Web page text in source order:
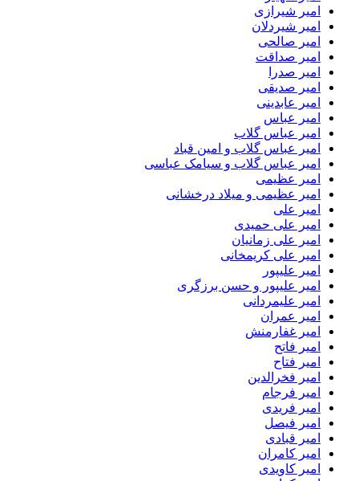
امیر شیرازی
امیر شیردلان
امیر صالحی
امیر صداقت
امیر صدرا
امیر صدیقی
امیر عابدینی
امیر عباس
امیر عباس گلاب
امیر عباس گلاب و امین قباد
امیر عباس گلاب و سیامک عباسی
امیر عظیمی
امیر عظیمی و میلاد درخشانی
امیر علی
امیر علی حمیدی
امیر علی زمانیان
امیر علی کریمخانی
امیر علیپور
امیر علیپور و حسن برزگری
امیر علیمردانی
امیر عمران
امیر غفارمنش
امیر فاتح
امیر فتاح
امیر فخرالدین
امیر فرجام
امیر فریدی
امیر فیصل
امیر قبادی
امیر کامران
امیر کاویدی